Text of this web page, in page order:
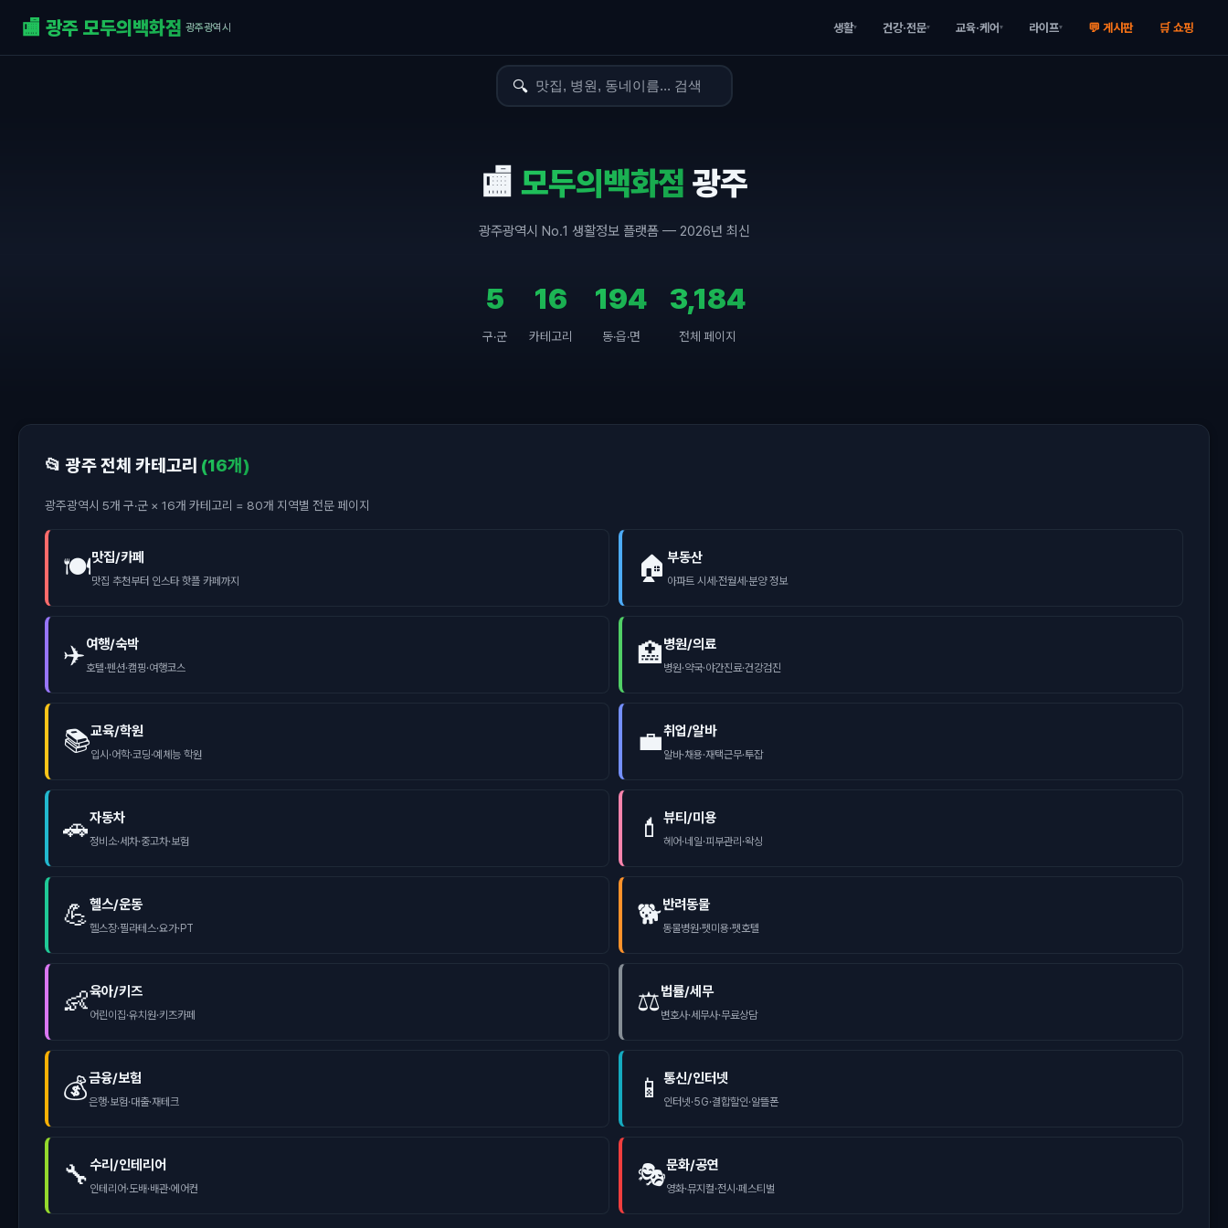
🏬 광주 모두의백화점 광주광역시 생활▾ 건강·전문▾ 교육·케어▾ 라이프▾ 💬 게시판 🛒 쇼핑
🔍
🏬 모두의백화점 광주
광주광역시 No.1 생활정보 플랫폼 — 2026년 최신
5
구·군
16
카테고리
194
동·읍·면
3,184
전체 페이지
📂 광주 전체 카테고리 (16개)
광주광역시 5개 구·군 × 16개 카테고리 = 80개 지역별 전문 페이지
🍽️맛집/카페
맛집 추천부터 인스타 핫플 카페까지 🏠 부동산
아파트 시세·전월세·분양 정보
✈️여행/숙박
호텔·펜션·캠핑·여행코스 🏥병원/의료
병원·약국·야간진료·건강검진
📚교육/학원
입시·어학·코딩·예체능 학원 💼취업/알바
알바·채용·재택근무·투잡
🚗자동차
정비소·세차·중고차·보험 💄 뷰티/미용
헤어·네일·피부관리·왁싱
💪헬스/운동
헬스장·필라테스·요가·PT 🐕반려동물
동물병원·펫미용·펫호텔
👶육아/키즈
어린이집·유치원·키즈카페 ⚖️법률/세무
변호사·세무사·무료상담
💰금융/보험
은행·보험·대출·재테크 📱 통신/인터넷
인터넷·5G·결합할인·알뜰폰
🔧수리/인테리어
인테리어·도배·배관·에어컨 🎭문화/공연
영화·뮤지컬·전시·페스티벌